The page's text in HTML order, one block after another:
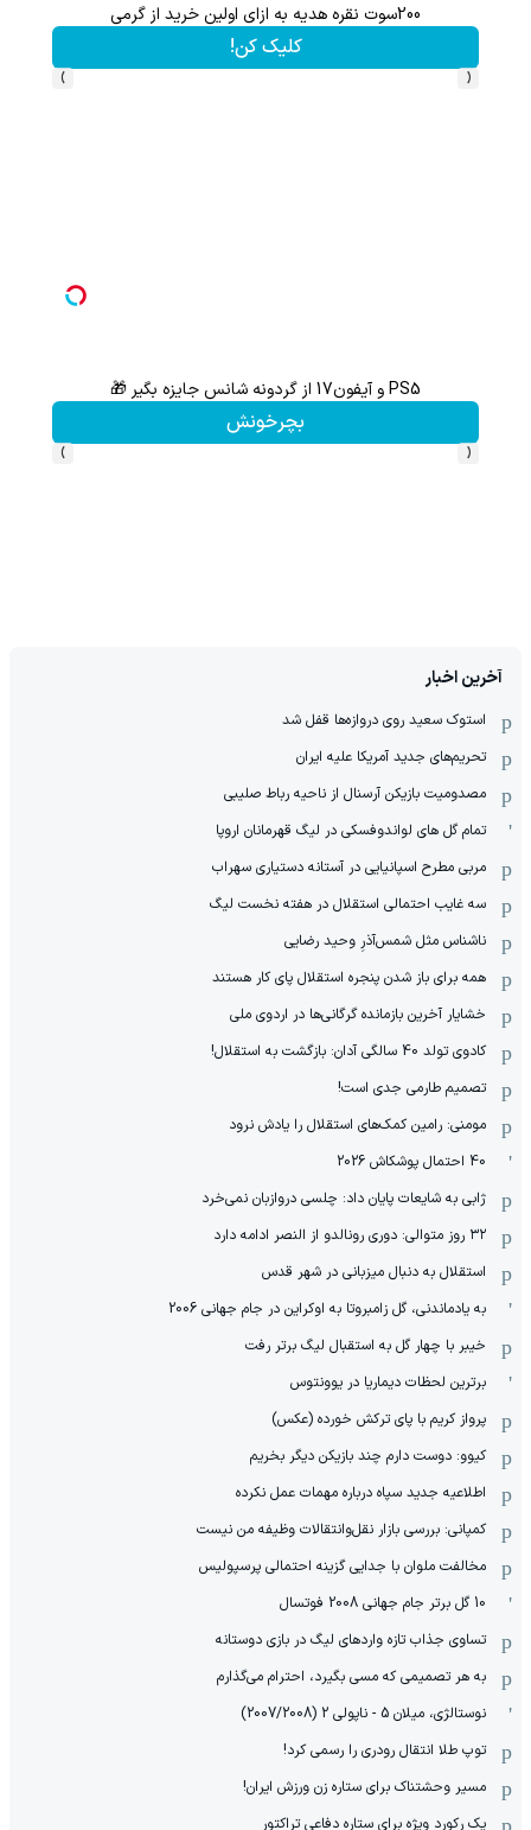
200سوت نقره هدیه به ازای اولین خرید از گرمی
کلیک کن!
‹
›
PS5 و آیفون17 از گردونه شانس جایزه بگیر 🎁
بچرخونش
‹
›
آخرین اخبار
استوک سعید روی دروازه‌ها قفل شد
تحریم‌های جدید آمریکا علیه ایران
مصدومیت بازیکن آرسنال از ناحیه رباط صلیبی
تمام گل های لواندوفسکی در لیگ قهرمانان اروپا
مربی مطرح اسپانیایی در آستانه دستیاری سهراب
سه غایب احتمالی استقلال در هفته نخست لیگ
ناشناس مثل شمس‌آذرِ وحید رضایی
همه برای باز شدن پنجره استقلال پای کار هستند
خشایار آخرین بازمانده گرگانی‌ها در اردوی ملی
کادوی تولد 40 سالگی آدان: بازگشت به استقلال!
تصمیم طارمی جدی است!
مومنی: رامین کمک‌های استقلال را یادش نرود
40 احتمال پوشکاش 2026
ژابی به شایعات پایان داد: چلسی دروازبان نمی‌خرد
۳۲ روز متوالی: دوری رونالدو از النصر ادامه دارد
استقلال به دنبال میزبانی در شهر قدس
به یادماندنی، گل زامبروتا به اوکراین در جام جهانی 2006
خیبر با چهار گل به استقبال لیگ برتر رفت
برترین لحظات دیماریا در یوونتوس
پرواز کریم با پای ترکش خورده (عکس)
کیوو: دوست دارم چند بازیکن دیگر بخریم
اطلاعیه جدید سپاه درباره مهمات عمل نکرده
کمپانی: بررسی بازار نقل‌وانتقالات وظیفه من نیست
مخالفت ملوان با جدایی گزینه احتمالی پرسپولیس
10 گل برتر جام جهانی 2008 فوتسال
تساوی جذاب تازه واردهای لیگ در بازی دوستانه
به هر تصمیمی که مسی بگیرد، احترام می‌گذارم
نوستالژی، میلان 5 - ناپولی 2 (2007/2008)
توپ طلا انتقال رودری را رسمی کرد!
مسیر وحشتناک برای ستاره زن ورزش ایران!
یک رکورد ویژه برای ستاره دفاعی تراکتور